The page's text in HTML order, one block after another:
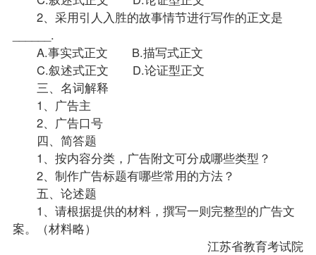
2、采用引人入胜的故事情节进行写作的正文是
______.
A.事实式正文 B.描写式正文
C.叙述式正文 D.论证型正文
三、名词解释
1、广告主
2、广告口号
四、简答题
1、按内容分类，广告附文可分成哪些类型？
2、制作广告标题有哪些常用的方法？
五、论述题
1、请根据提供的材料，撰写一则完整型的广告文
案。（材料略）
江苏省教育考试院